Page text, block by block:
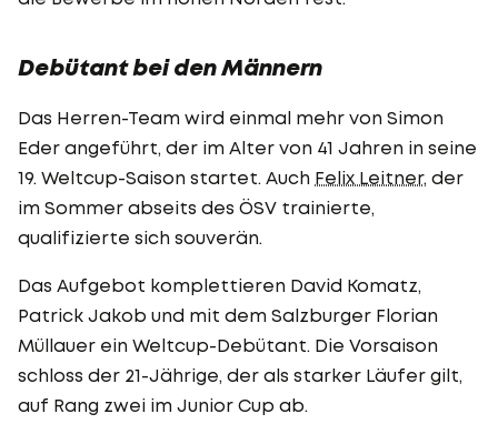
Debütant bei den Männern
Das Herren-Team wird einmal mehr von Simon
Eder angeführt, der im Alter von 41 Jahren in seine
19. Weltcup-Saison startet. Auch Felix Leitner, der
im Sommer abseits des ÖSV trainierte,
qualifizierte sich souverän.
Das Aufgebot komplettieren David Komatz,
Patrick Jakob und mit dem Salzburger Florian
Müllauer ein Weltcup-Debütant. Die Vorsaison
schloss der 21-Jährige, der als starker Läufer gilt,
auf Rang zwei im Junior Cup ab.